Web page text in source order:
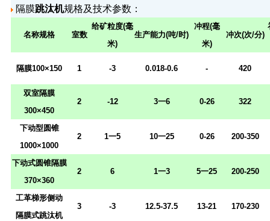
隔膜跳汰机规格及技术参数：
名称规格 室数
给矿粒度(毫
米)
生产能力(吨/时)
冲程(毫
米)
冲次(次/分)
隔膜100×150 1 -3 0.018-0.6 - 420
双室隔膜
300×450
2 -12 3一6 0-26 322
下动型圆锥
1000×1000
2 1一5 10一25 0-26 200-350
下动式圆锥隔膜
370×360
2 6 1一3 5一25 200-250
工革梯形侧动
隔膜式跳汰机
3 -3 12.5-37.5 13-21 170-230